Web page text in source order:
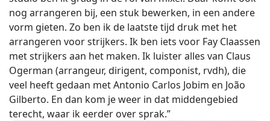
nog arrangeren bij, een stuk bewerken, in een andere
vorm gieten. Zo ben ik de laatste tijd druk met het
arrangeren voor strijkers. Ik ben iets voor Fay Claassen
met strijkers aan het maken. Ik luister alles van Claus
Ogerman (arrangeur, dirigent, componist, rvdh), die
veel heeft gedaan met Antonio Carlos Jobim en João
Gilberto. En dan kom je weer in dat middengebied
terecht, waar ik eerder over sprak.”